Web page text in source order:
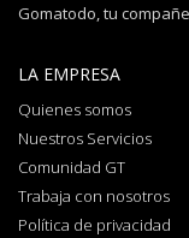
Gomatodo, tu
LA EMPRESA
Quienes somos
Nuestros Servicios
Comunidad GT
Trabaja con nosotros
Política de privacidad